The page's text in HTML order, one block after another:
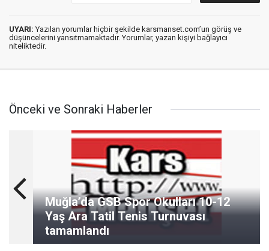
UYARI: Yazılan yorumlar hiçbir şekilde karsmanset.com’un görüş ve
düşüncelerini yansıtmamaktadır. Yorumlar, yazan kişiyi bağlayıcı
niteliktedir.
Önceki ve Sonraki Haberler
Muğla’da GSB Spor Okulları 10-12
Yaş Ara Tatil Tenis Turnuvası
tamamlandı